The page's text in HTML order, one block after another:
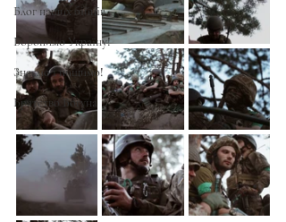
Блог наших бійців
Боронимо Україну!
Знаємо і нищимо!
Братство Богуна